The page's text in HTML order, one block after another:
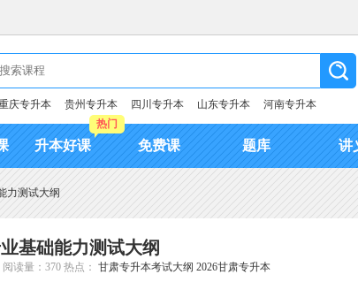
庆专升本 贵州专升本 四川专升本 山东专升本 河南专升本
升本好课
热门
免费课 题库 讲
力测试大纲
基础能力测试大纲
阅读量：370 热点： 甘肃专升本考试大纲 2026甘肃专升本